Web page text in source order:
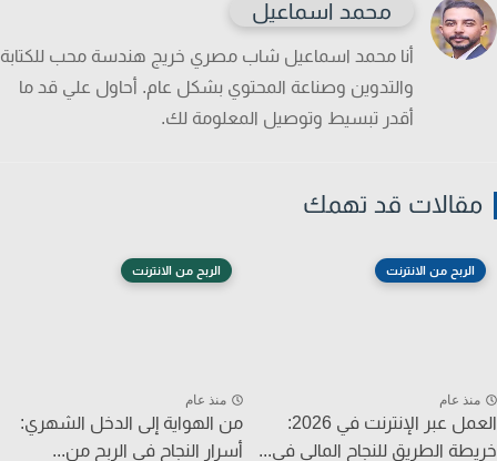
محمد اسماعيل
أنا محمد اسماعيل شاب مصري خريج هندسة محب للكتابة
والتدوين وصناعة المحتوي بشكل عام. أحاول علي قد ما
أقدر تبسيط وتوصيل المعلومة لك.
قد تهمك
الربح من الانترنت
عام
العمل عبر الإنترنت في 2026:
الطريق للنجاح المالي في...
الربح من الانترنت
منذ عام
من الهواية إلى الدخل الشهري:
أسرار النجاح في الربح من...